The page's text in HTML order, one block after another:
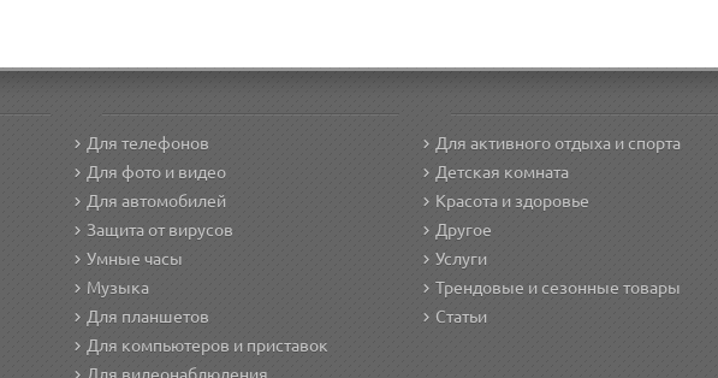
Для телефонов
Для фото и видео
Для автомобилей
Защита от вирусов
Умные часы
Музыка
Для планшетов
Для компьютеров и приставок
Для активного отдыха и спорта
Детская комната
Красота и здоровье
Другое
Услуги
Трендовые и сезонные товары
Статьи